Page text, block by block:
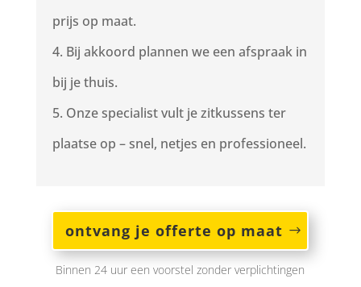
prijs op maat.
Bij akkoord plannen we een afspraak in
bij je thuis.
Onze specialist vult je zitkussens ter
plaatse op – snel, netjes en professioneel.
ontvang je offerte op maat
Binnen 24 uur een voorstel zonder verplichtingen